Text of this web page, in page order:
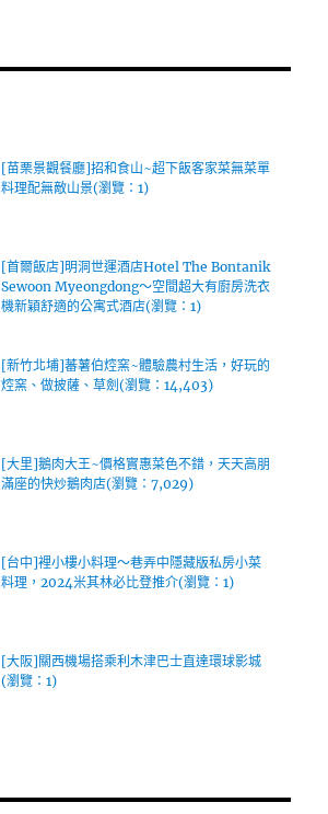
[苗栗景觀餐廳]招和食山~超下飯客家菜無菜單
料理配無敵山景(瀏覽：1)
[首爾飯店]明洞世運酒店Hotel The Bontanik
Sewoon Myeongdong～空間超大有廚房洗衣
機新穎舒適的公寓式酒店(瀏覽：1)
[新竹北埔]蕃薯伯焢窯~體驗農村生活，好玩的
焢窯、做披薩、草劍(瀏覽：14,403)
[大里]鵝肉大王~價格實惠菜色不錯，天天高朋
滿座的快炒鵝肉店(瀏覽：7,029)
[台中]裡小樓小料理～巷弄中隱藏版私房小菜
料理，2024米其林必比登推介(瀏覽：1)
[大阪]關西機場搭乘利木津巴士直達環球影城
(瀏覽：1)